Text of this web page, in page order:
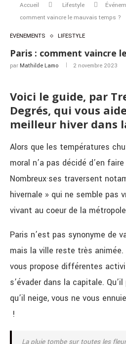
Accueil Lifestyle
comment vaincre le mauvais temps ?
ÉVÉNEMENTS LIFESTYLE
Paris : comment vaincre
par Mathilde Lamo 2 novembre 2023
Voici le guide, par
Degrés, qui vous
meilleur hiver dans
Alors que les températures
moral n’a pas décidé d’en
Nombreux·ses traversent
hivernale » qui ne semble pas
vivant au coeur de la
Paris n’est pas synonyme de
mais la ville reste très animée.
vous propose différentes
s’évader dans la capitale.
qu’il neige, vous ne vous
!
La pluie tombe sur toutes les